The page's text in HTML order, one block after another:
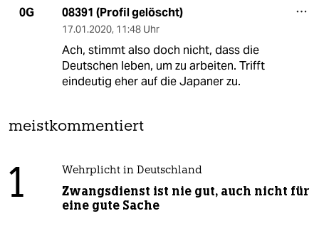
0G 08391 (Profil gelöscht)
17.01.2020, 11:48 Uhr
Ach, stimmt also doch nicht, dass die
Deutschen leben, um zu arbeiten. Trifft
eindeutig eher auf die Japaner zu.
meistkommentiert
1 Wehrplicht in Deutschland
Zwangsdienst ist nie gut, auch nicht für
eine gute Sache